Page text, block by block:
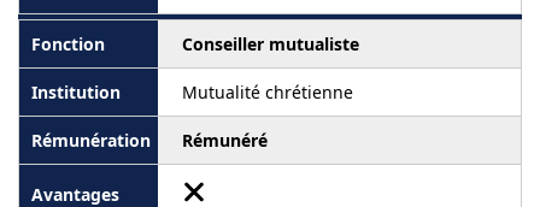
Conseiller mutualiste
Mutualité chrétienne
Rémunéré